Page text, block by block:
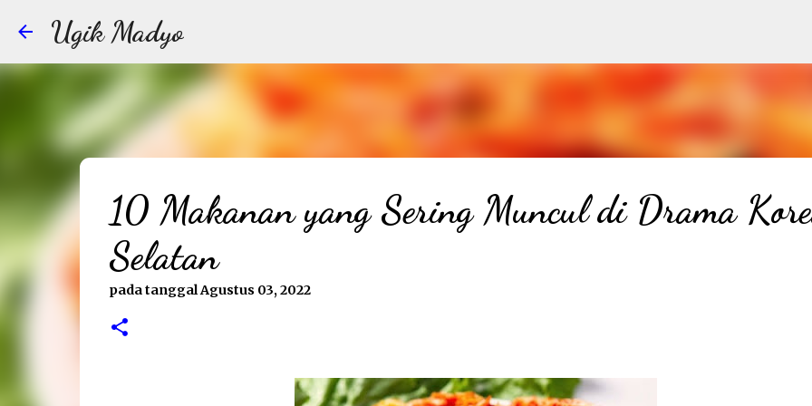
Ugik Madyo
10 Makanan yang Sering Muncul di Drama
Selatan
pada tanggalAgustus 03, 2022